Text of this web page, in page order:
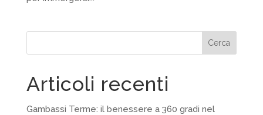
Cerca
Articoli recenti
Gambassi Terme: il benessere a 360 gradi nel